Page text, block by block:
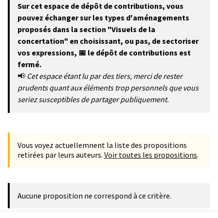
Sur cet espace de dépôt de contributions, vous
pouvez échanger sur les types d'aménagements
proposés dans la section "Visuels de la
concertation" en choisissant, ou pas, de sectoriser
vos expressions, 📅 le dépôt de contributions est
fermé.
📢 Cet espace étant lu par des tiers, merci de rester
prudents quant aux éléments trop personnels que vous
seriez susceptibles de partager publiquement.
Vous voyez actuellemnent la liste des propositions
retirées par leurs auteurs. Voir toutes les propositions.
Aucune proposition ne correspond à ce critère.